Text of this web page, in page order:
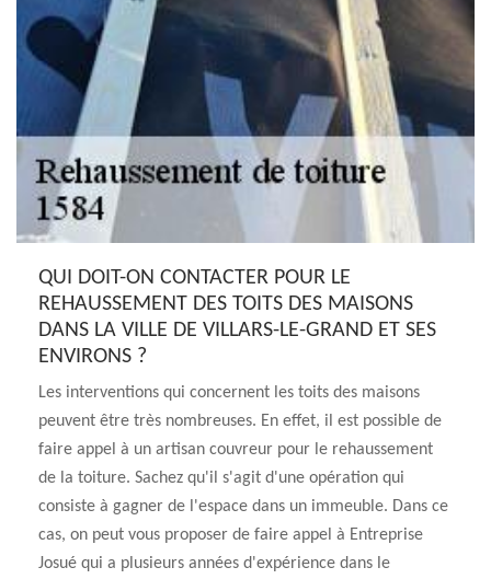
QUI DOIT-ON CONTACTER POUR LE
REHAUSSEMENT DES TOITS DES MAISONS
DANS LA VILLE DE VILLARS-LE-GRAND ET SES
ENVIRONS ?
Les interventions qui concernent les toits des maisons
peuvent être très nombreuses. En effet, il est possible de
faire appel à un artisan couvreur pour le rehaussement
de la toiture. Sachez qu'il s'agit d'une opération qui
consiste à gagner de l'espace dans un immeuble. Dans ce
cas, on peut vous proposer de faire appel à Entreprise
Josué qui a plusieurs années d'expérience dans le